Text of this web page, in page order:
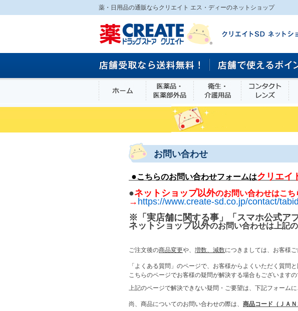
薬・日用品の通販ならクリエイト エス・ディーのネットショップ
ホーム 医薬品・医薬部外品衛生・介護用品 コ
お問い合わせ
●こちらのお問い合わせフォームはクリエイ
●ネットショップ以外のお問い合わせはこち
→ https://www.create-sd.co.jp/contact/
※「実店舗に関する事」「スマホ公式ア
ネットショップ以外のお問い合わせは上記
ご注文後の商品変更や、 増数、減数につきましては、お客様
「よくある質問」のページで、お客様からよくいただく質問
こちらのページでお客様の疑問が解決する場合もござい
上記のページで解決できない疑問・ご要望は、下記フォームに
尚、商品についてのお問い合わせの際は、 商品コード（ＪＡ